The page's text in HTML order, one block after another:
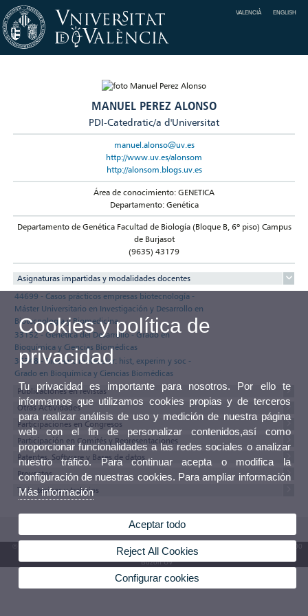
VALENCIÀ ENGLISH
MANUEL PEREZ ALONSO
PDI-Catedratic/a d'Universitat
manuel.alonso@uv.es
http://www.uv.es/alonsom
http://alonsom.blogs.uv.es
Área de conocimiento: GENETICA
Departamento: Genética
Departamento de Genética Facultad de Biología (Bloque B, 6º piso) Campus
de Burjasot
(9635) 43179
Asignaturas impartidas y modalidades docentes
44699 - Casos prácticos empresas biotecnología -
Máster Universitario en Investigación y Desarrollo en
Biotecnología y Biomedicina
33152 - Genética del Desarrollo - Grado en
Bioquímica y Ciencias Biomédicas
36348 - Biocienc molecular: hist, experim y soc -
Grado en Bioquímica y Ciencias Biomédicas
Publicaciones en revistas
Otras Actividades
Participaciones en Congresos
Participación en Comités y Representaciones
Patentes, Software y Bases de datos
Proyectos
Tesis, tesinas y trabajos
© 2026 UV. - Av. Blasco Ibáñez, 13. 46010 València. Espanya. Tel. UV: (+34) 963 86 41 00
Buzón UV
Cookies y política de
privacidad
Tu privacidad es importante para nosotros. Por ello te
informamos que utilizamos cookies propias y de terceros
para realizar análisis de uso y medición de nuestra página
web con el fin de personalizar contenidos,así como
proporcionar funcionalidades a las redes sociales o analizar
nuestro tráfico. Para continuar acepta o modifica la
configuración de nuestras cookies. Para ampliar información
Más información
Aceptar todo
Reject All Cookies
Configurar cookies